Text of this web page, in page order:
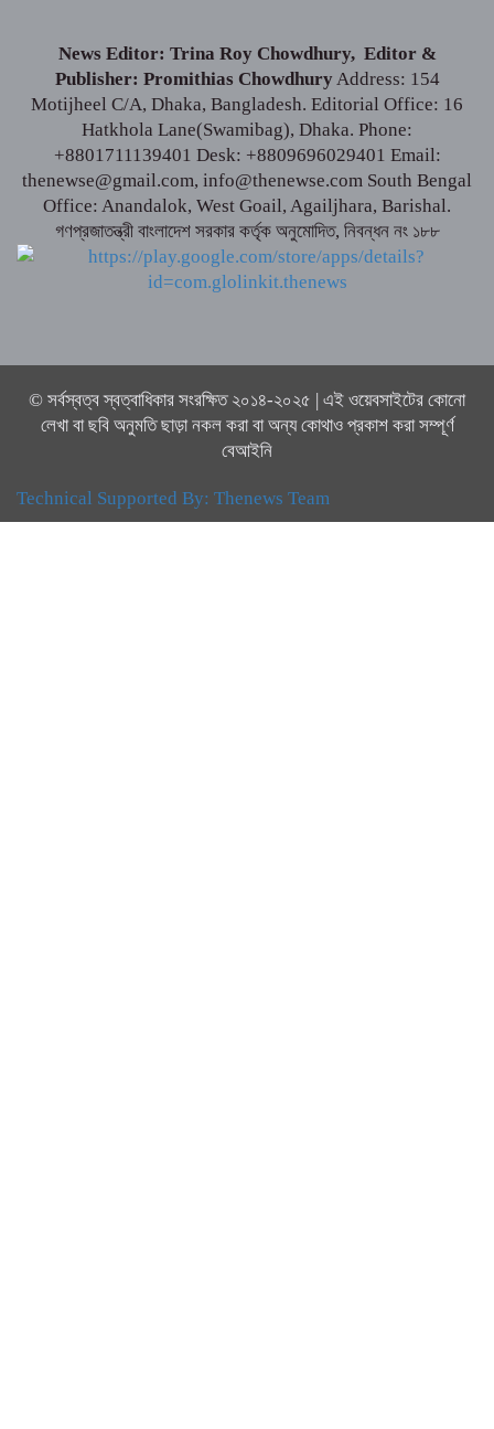
News Editor: Trina Roy Chowdhury, Editor &
Publisher: Promithias ChowdhuryAddress: 154
Motijheel C/A, Dhaka, Bangladesh. Editorial Office: 16
Hatkhola Lane(Swamibag), Dhaka. Phone:
+8801711139401 Desk: +8809696029401 Email:
thenewse@gmail.com, info@thenewse.com South Bengal
Office: Anandalok, West Goail, Agailjhara, Barishal.
গণপ্রজাতন্ত্রী বাংলাদেশ সরকার কর্তৃক অনুমোদিত, নিবন্ধন নং ১৮৮
© সর্বস্বত্ব স্বত্বাধিকার সংরক্ষিত ২০১৪-২০২৫ | এই ওয়েবসাইটের কোনো
লেখা বা ছবি অনুমতি ছাড়া নকল করা বা অন্য কোথাও প্রকাশ করা সম্পূর্ণ
বেআইনি
Technical Supported By: Thenews Team